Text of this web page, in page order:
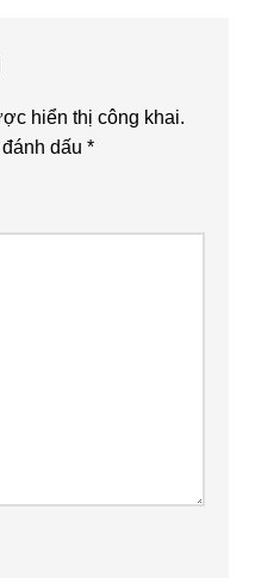
hiển thị công khai.
dấu*